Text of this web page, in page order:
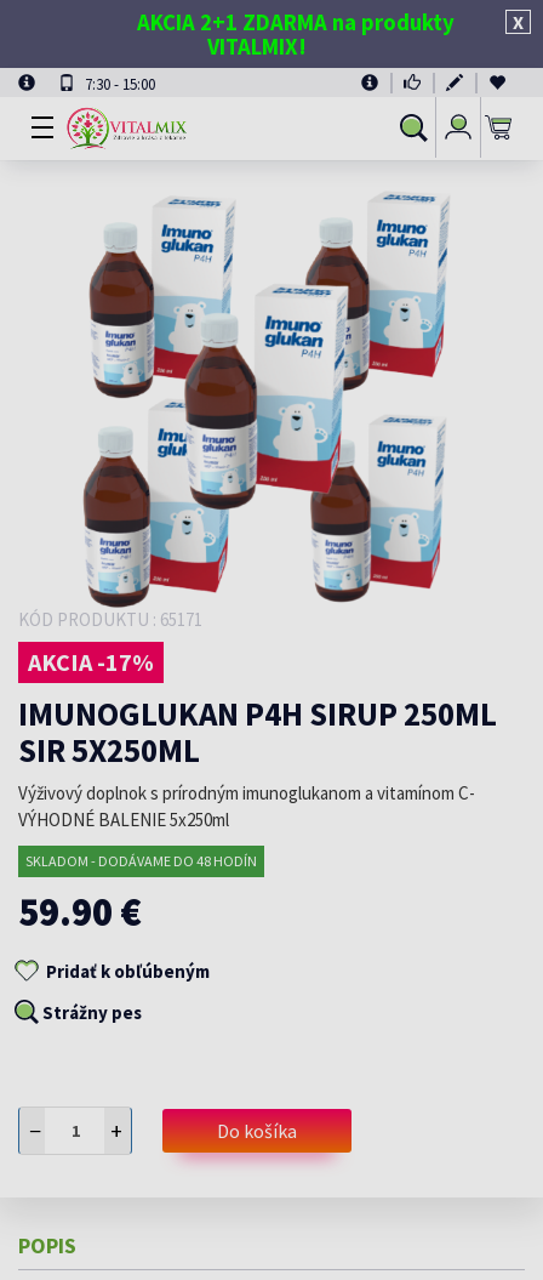
X
AKCIA 2+1 ZDARMA na produkty
VITALMIX!
7:30 - 15:00
Vyhľadávanie
Prihlásiť
sa
KÓD PRODUKTU : 65171
AKCIA -17%
IMUNOGLUKAN P4H SIRUP 250ML
SIR 5X250ML
Výživový doplnok s prírodným imunoglukanom a vitamínom C-
VÝHODNÉ BALENIE 5x250ml
SKLADOM - DODÁVAME DO 48 HODÍN
59.90 €
Pridať k obľúbeným
Strážny pes
− + Do košíka
POPIS